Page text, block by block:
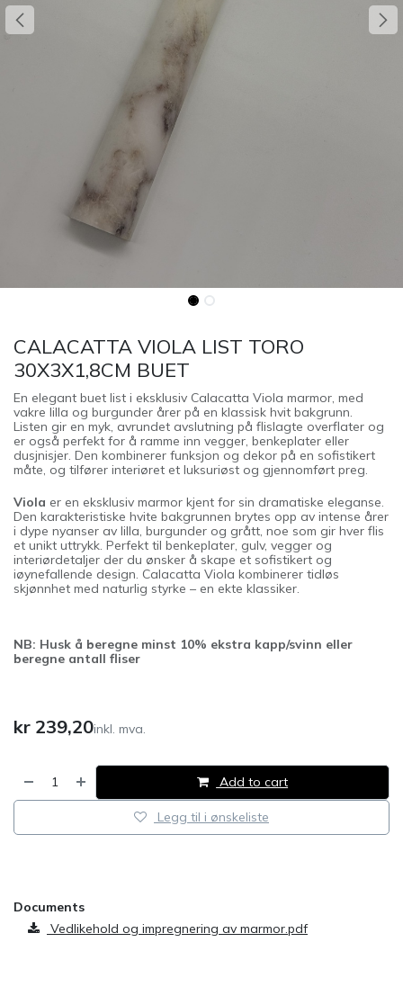
CALACATTA VIOLA LIST TORO
30X3X1,8CM BUET
En elegant buet list i eksklusiv Calacatta Viola marmor, med
vakre lilla og burgunder årer på en klassisk hvit bakgrunn.
Listen gir en myk, avrundet avslutning på flislagte overflater og
er også perfekt for å ramme inn vegger, benkeplater eller
dusjnisjer. Den kombinerer funksjon og dekor på en sofistikert
måte, og tilfører interiøret et luksuriøst og gjennomført preg.
Viola er en eksklusiv marmor kjent for sin dramatiske eleganse.
Den karakteristiske hvite bakgrunnen brytes opp av intense årer
i dype nyanser av lilla, burgunder og grått, noe som gir hver flis
et unikt uttrykk. Perfekt til benkeplater, gulv, vegger og
interiørdetaljer der du ønsker å skape et sofistikert og
iøynefallende design. Calacatta Viola kombinerer tidløs
skjønnhet med naturlig styrke – en ekte klassiker.
NB: Husk å beregne minst 10% ekstra kapp/svinn eller
beregne antall fliser
kr 239,20inkl. mva.
Add to cart
Legg til i ønskeliste
Documents
Vedlikehold og impregnering av marmor.pdf